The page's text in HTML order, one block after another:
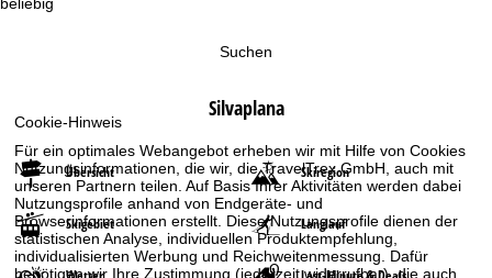
Cookie-Hinweis
Für ein optimales Webangebot erheben wir mit Hilfe von Cookies
Nutzungsinformationen, die wir, die TravelTrex GmbH, auch mit
unseren Partnern teilen. Auf Basis Ihrer Aktivitäten werden dabei
Nutzungsprofile anhand von Endgeräte- und
Browserinformationen erstellt. Diese Nutzungsprofile dienen der
statistischen Analyse, individuellen Produktempfehlung,
individualisierten Werbung und Reichweitenmessung. Dafür
benötigen wir Ihre Zustimmung (jederzeit widerrufbar), die auch
Suchen
Silvaplana
Übersicht Skiregion
Skigebiet Langlauf